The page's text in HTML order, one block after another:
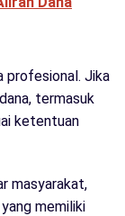
profesional. Jika
termasuk
ketentuan
masyarakat,
memiliki